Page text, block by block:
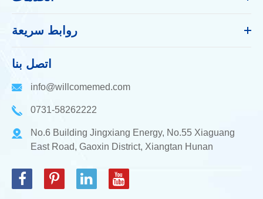
روابط سريعة
اتصل بنا
info@willcomemed.com
0731-58262222
No.6 Building Jingxiang Energy, No.55 Xiaguang
East Road, Gaoxin District, Xiangtan Hunan